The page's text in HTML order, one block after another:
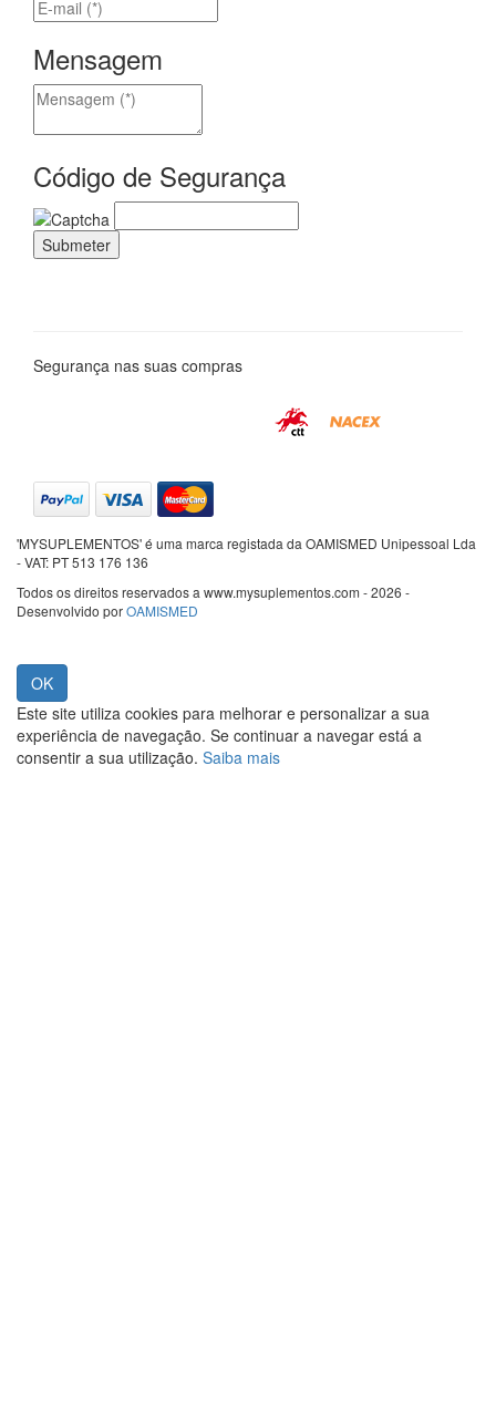
Mensagem
Código de Segurança
Segurança nas suas compras
'MYSUPLEMENTOS' é uma marca registada da OAMISMED Unipessoal Lda
- VAT: PT 513 176 136
Todos os direitos reservados a www.mysuplementos.com - 2026 -
Desenvolvido porOAMISMED
Este site utiliza cookies para melhorar e personalizar a sua
experiência de navegação. Se continuar a navegar está a
consentir a sua utilização. Saiba mais